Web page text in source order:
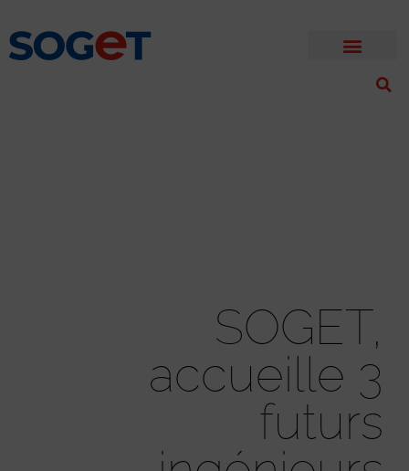
SOGET,
accueille 3
futurs